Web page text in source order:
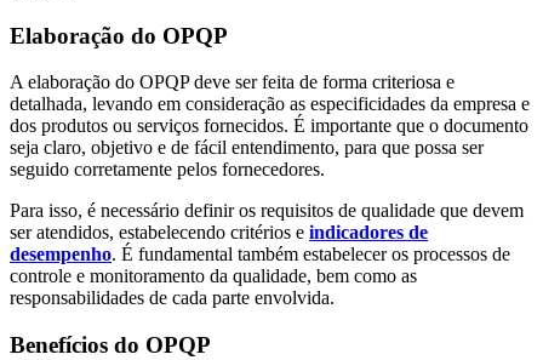
Elaboração do OPQP
A elaboração do OPQP deve ser feita de forma criteriosa e
detalhada, levando em consideração as especificidades da empresa e
dos produtos ou serviços fornecidos. É importante que o documento
seja claro, objetivo e de fácil entendimento, para que possa ser
seguido corretamente pelos fornecedores.
Para isso, é necessário definir os requisitos de qualidade que devem
ser atendidos, estabelecendo critérios e indicadores de
desempenho. É fundamental também estabelecer os processos de
controle e monitoramento da qualidade, bem como as
responsabilidades de cada parte envolvida.
Benefícios do OPQP